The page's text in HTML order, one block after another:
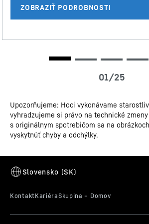
Interný dávkovač vody InfinitySpring,
integrovaný do zariadenia, je na
keď ho potrebujete. Ak ho práve
takmer neviditeľný a dokáže naplniť
veľkosti. Filtračný systém Liebherr
nečistoty a výsledkom je číra voda so
Sprievodca dizajnom
3D dáta
Upozorňujeme: Hoci vykonávame
vyhradzujeme si právo na technické
s originálnym spotrebičom sa na
vyskytnúť chyby a odchýlky.